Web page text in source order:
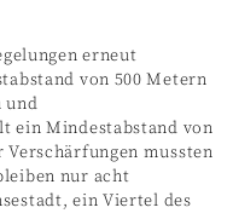
erneut
von 500 Metern
und
ein Mindestabstand von
Verschärfungen mussten
nur acht
ein Viertel des